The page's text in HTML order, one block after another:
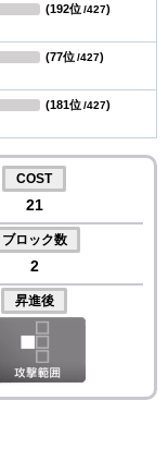
(192位/427)
(77位/427)
(181位/427)
COST
21
ブロック数
2
昇進後